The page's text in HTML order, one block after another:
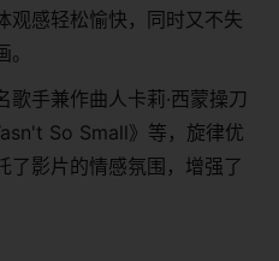
观感轻松愉快，同时又不失
歌手兼作曲人卡莉·西蒙操刀
So Small》等，旋律优
了影片的情感氛围，增强了